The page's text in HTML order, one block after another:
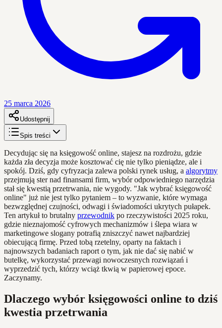
25 marca 2026
Udostępnij
Spis treści
Decydując się na księgowość online, stajesz na rozdrożu, gdzie
każda zła decyzja może kosztować cię nie tylko pieniądze, ale i
spokój. Dziś, gdy cyfryzacja zalewa polski rynek usług, a algorytmy
przejmują ster nad finansami firm, wybór odpowiedniego narzędzia
stał się kwestią przetrwania, nie wygody. "Jak wybrać księgowość
online" już nie jest tylko pytaniem – to wyzwanie, które wymaga
bezwzględnej czujności, odwagi i świadomości ukrytych pułapek.
Ten artykuł to brutalny przewodnik po rzeczywistości 2025 roku,
gdzie nieznajomość cyfrowych mechanizmów i ślepa wiara w
marketingowe slogany potrafią zniszczyć nawet najbardziej
obiecującą firmę. Przed tobą rzetelny, oparty na faktach i
najnowszych badaniach raport o tym, jak nie dać się nabić w
butelkę, wykorzystać przewagi nowoczesnych rozwiązań i
wyprzedzić tych, którzy wciąż tkwią w papierowej epoce.
Zaczynamy.
Dlaczego wybór księgowości online to dziś
kwestia przetrwania